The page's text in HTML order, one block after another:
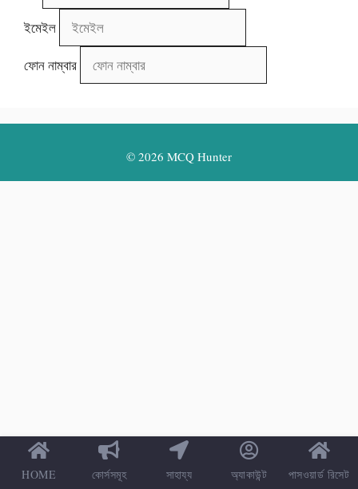
ইমেইল
ফোন নাম্বার
© 2026 MCQ Hunter
HOME কোর্সসমূহ সাহায্য অ্যাকাউন্ট পাসওয়ার্ড রিসেট